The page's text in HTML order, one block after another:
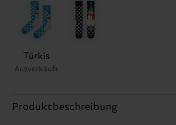
Türkis
Ausverkauft
Produktbeschreibung